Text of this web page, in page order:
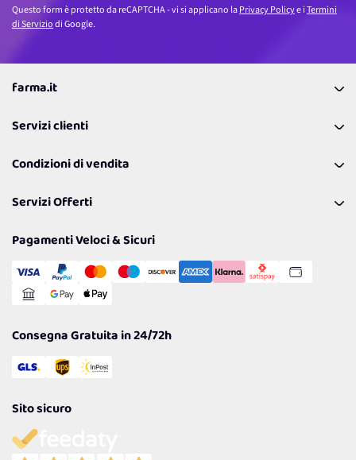
Questo form è protetto da reCAPTCHA - vi si applicano laPrivacy Policye iTermini
di Serviziodi Google.
farma.it
Coupon
Lavora con noi
Politiche per la parità di genere
Servizi clienti
Richiamami
Resi
Condizioni di vendita
Spedizioni
Cookie Policy
Gestisci Cookie
Servizi Offerti
Reso Facile e Veloce
Pagamenti Veloci & Sicuri
Consegna Gratuita in 24/72h
Sito sicuro